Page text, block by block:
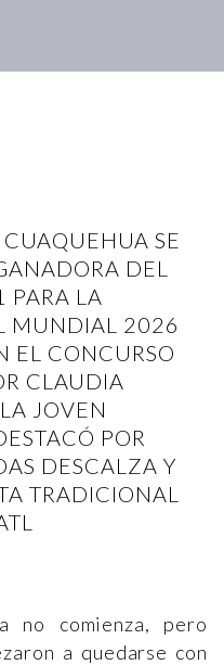
SE
DEL
PARA LA
MUNDIAL 2026
EL CONCURSO
CLAUDIA
JOVEN
POR
DESCALZA Y
TRADICIONAL
no comienza, pero
a quedarse con